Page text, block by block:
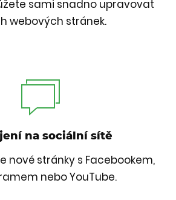
sami snadno upravovat
webových stránek.
na sociální sítě
nové stránky s Facebookem,
nebo YouTube.